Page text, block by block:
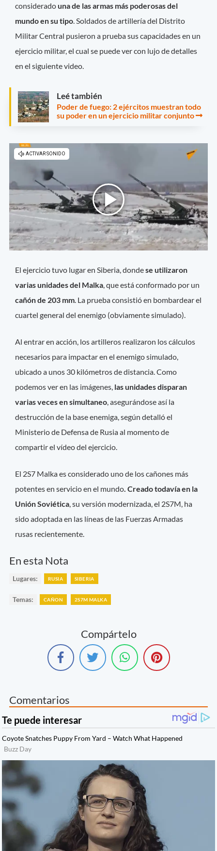
considerado una de las armas más poderosas del
mundo en su tipo . Soldados de artillería del Distrito
Militar Central pusieron a prueba sus capacidades en un
ejercicio militar, el cual se puede ver con lujo de detalles
en el siguiente video.
Leé también
Poder de fuego: 2 ejércitos muestran todo
su poder en un ejercicio militar conjunto
El ejercicio tuvo lugar en Siberia, dondese utilizaron
varias unidades del Malka , que está conformado por un
cañón de 203 mm . La prueba consistió en bombardear el
cuartel general del enemigo (obviamente simulado).
Al entrar en acción, los artilleros realizaron los cálculos
necesarios para impactar en el enemigo simulado,
ubicado a unos 30 kilómetros de distancia. Como
podemos ver en las imágenes, las unidades disparan
varias veces en simultaneo, asegurándose así la
destrucción de la base enemiga, según detalló el
Ministerio de Defensa de Rusia al momento de
compartir el vídeo del ejercicio.
El 2S7 Malka es considerado uno de los cañones más
potentes en servicio en el mundo. Creado todavía en la
Unión Soviética, su versión modernizada, el 2S7M, ha
sido adoptada en las líneas de las Fuerzas Armadas
rusas recientemente.
En esta Nota
Lugares: RUSIA SIBERIA
Temas: CAÑON 2S7M MALKA
Compártelo
Comentarios